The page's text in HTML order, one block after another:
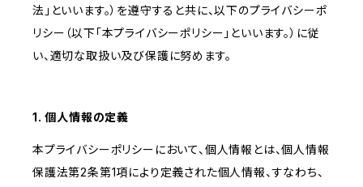
法」といいます。）を遵守すると共に、以下のプライバシーポ
リシー（以下「本プライバシーポリシー」といいます。）に従
い、適切な取扱い及び保護に努めます。
1. 個人情報の定義
本プライバシーポリシーにおいて、個人情報とは、個人情報
保護法第2条第1項により定義された個人情報、すなわち、